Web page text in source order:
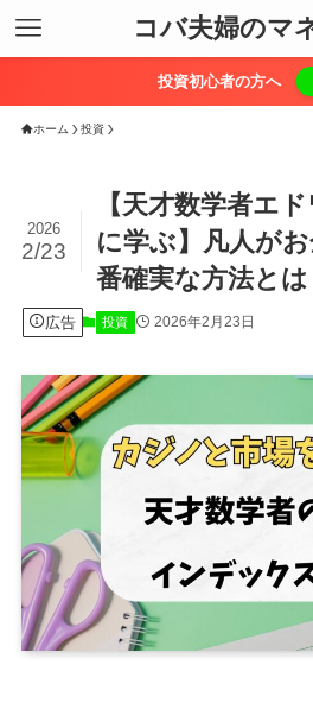
コバ夫婦のマ
投資初心者の方へ
ホーム 投資
【天才数学者エ
に学ぶ】凡人が
番確実な方法とは
2026
2/23
広告 投資 2026年2月23日